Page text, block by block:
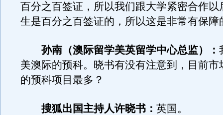
百分之百签证，所以我们跟大学紧密合作以
生是百分之百签证的，所以这是非常有保障
孙南（澳际留学美英留学中心总监）：
美澳际的预科。晓书有没有注意到，目前市
的预科项目最多？
搜狐出国主持人许晓书： 英国。